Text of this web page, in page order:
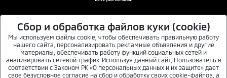
Данный интернет-сайт носит информационный характер и не является публичной
офертой. Для получения подробной информации обращайтесь в официальные
дилерские центры автомобилей MITSUBISHI или по телефону 8 800 070 7000. © ТОО
MITSUBISHI MOTORS В СОЦИАЛЬНЫХ СЕТЯХ
Сбор и обработка файлов куки (cookie)
Мы используем файлы cookie, чтобы обеспечивать правильную работу
нашего сайта, персонализировать рекламные объявления и другие
материалы, обеспечивать работу функций социальных сетей и
анализировать сетевой трафик. Используя данный сайт, Пользователь в
соответствии с Законом РК «О персональных данных и их защите» дает
свое безусловное согласие на сбор и обработку своих cookie-файлов, а